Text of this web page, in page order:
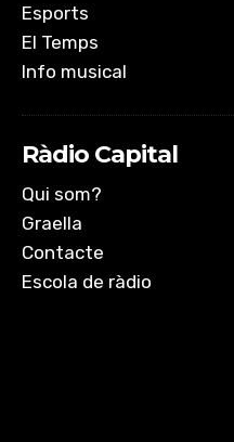
Esports
El Temps
Info musical
Ràdio Capital
Qui som?
Graella
Contacte
Escola de ràdio